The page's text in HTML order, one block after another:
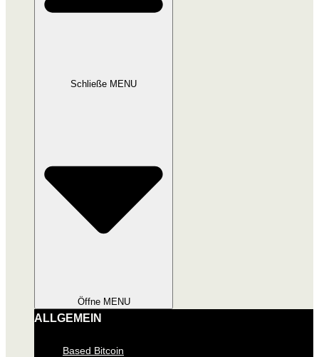
Schließe MENU
Öffne MENU
ALLGEMEIN
Based Bitcoin